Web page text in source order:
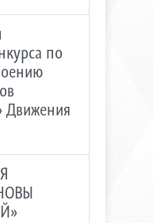
по
Движения